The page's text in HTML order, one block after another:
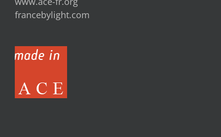
francebylight.com